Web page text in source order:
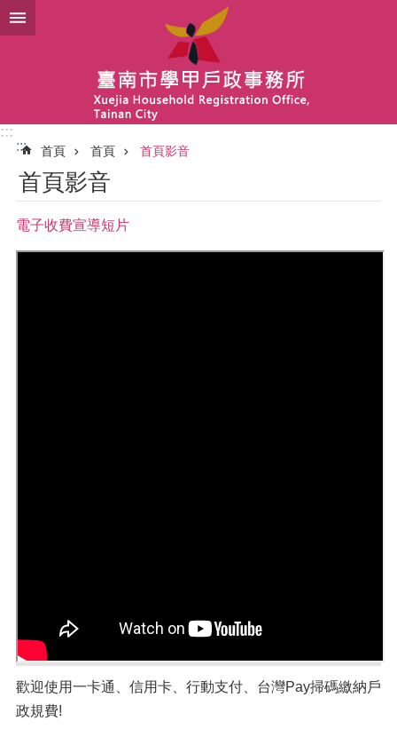
跳到主要內容區塊
:::
:::
首頁 首頁 首頁影音
首頁影音
電子收費宣導短片
歡迎使用一卡通、信用卡、行動支付、台灣Pay掃碼繳納戶
政規費!